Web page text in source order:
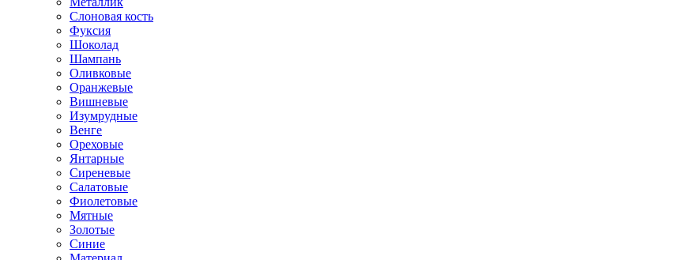
Слоновая кость
Фуксия
Шоколад
Шампань
Оливковые
Оранжевые
Вишневые
Изумрудные
Венге
Ореховые
Янтарные
Сиреневые
Салатовые
Фиолетовые
Мятные
Золотые
Синие